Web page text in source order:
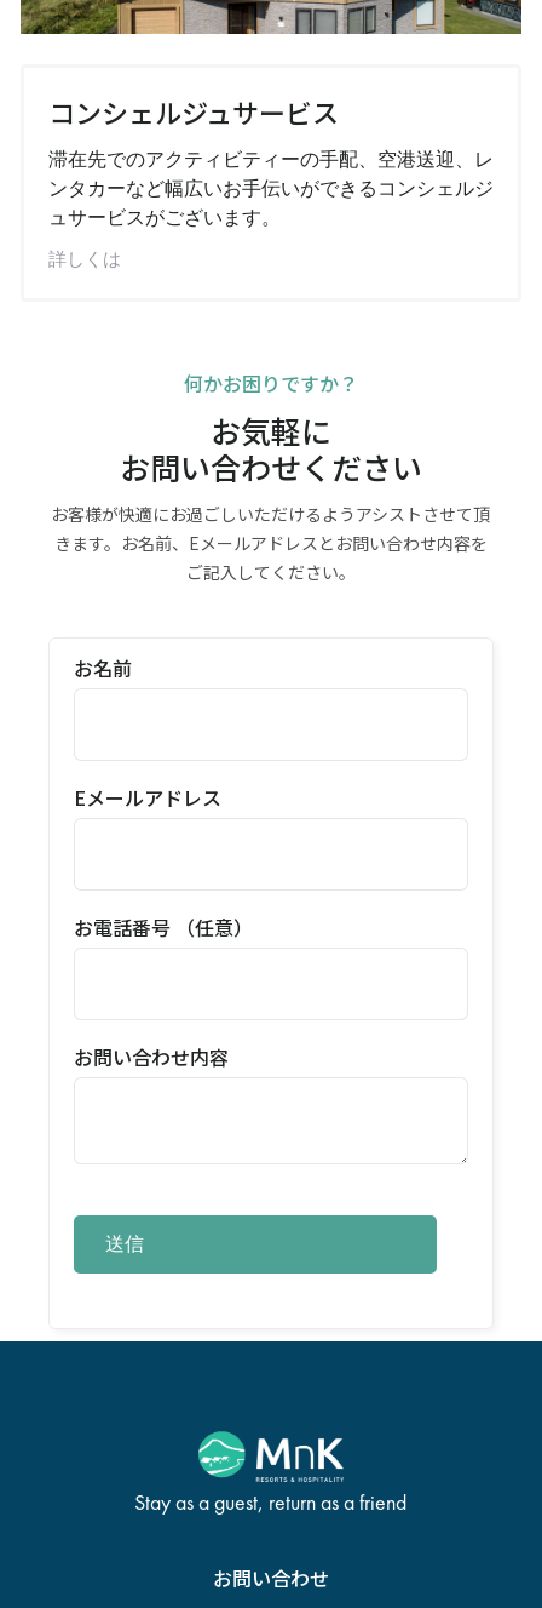
コンシェルジュサービス
滞在先でのアクティビティーの手配、空港送迎、レ
ンタカーなど幅広いお手伝いができるコンシェルジ
ュサービスがございます。
詳しくは
お名前
Eメールアドレス
お電話番号 （任意）
お問い合わせ内容
何かお困りですか？
お気軽に
お問い合わせください
お客様が快適にお過ごしいただけるようアシストさせて頂
きます。お名前、Eメールアドレスとお問い合わせ内容を
ご記入してください。
Stay as a guest, return as a friend
お問い合わせ